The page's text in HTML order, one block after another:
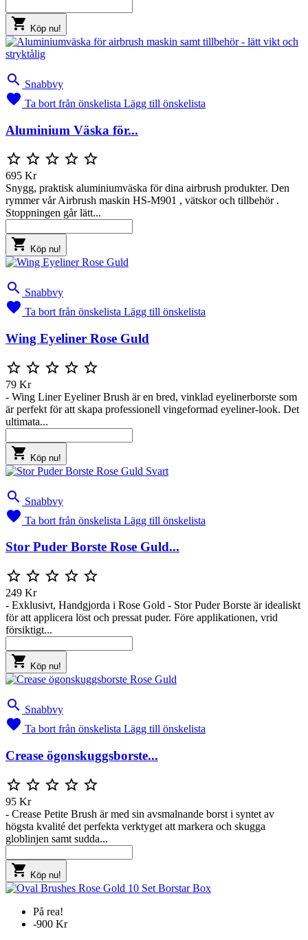
 Köp nu!
 Snabbvy
 Ta bort från önskelista Lägg till önskelista
Aluminium Väska för...
    
695 Kr
Snygg, praktisk aluminiumväska för dina airbrush produkter. Den
rymmer vår Airbrush maskin HS-M901 , vätskor och tillbehör .
Stoppningen går lätt...
 Köp nu!
 Snabbvy
 Ta bort från önskelista Lägg till önskelista
Wing Eyeliner Rose Guld
    
79 Kr
- Wing Liner Eyeliner Brush är en bred, vinklad eyelinerborste som
är perfekt för att skapa professionell vingeformad eyeliner-look. Det
ultimata...
 Köp nu!
 Snabbvy
 Ta bort från önskelista Lägg till önskelista
Stor Puder Borste Rose Guld...
    
249 Kr
- Exklusivt, Handgjorda i Rose Gold - Stor Puder Borste är idealiskt
för att applicera löst och pressat puder. Före applikationen, vrid
försiktigt...
 Köp nu!
 Snabbvy
 Ta bort från önskelista Lägg till önskelista
Crease ögonskuggsborste...
    
95 Kr
- Crease Petite Brush är med sin avsmalnande borst i syntet av
högsta kvalité det perfekta verktyget att markera och skugga
globlinjen samt sudda...
 Köp nu!
På rea!
-900 Kr